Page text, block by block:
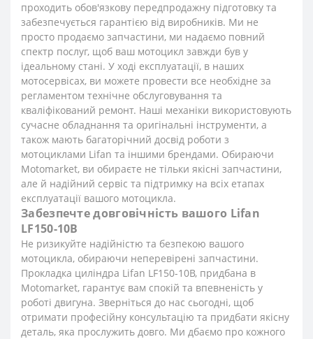
проходить обов'язкову передпродажну підготовку та
забезпечується гарантією від виробників. Ми не
просто продаємо запчастини, ми надаємо повний
спектр послуг, щоб ваш мотоцикл завжди був у
ідеальному стані. У ході експлуатації, в наших
мотосервісах, ви можете провести все необхідне за
регламентом технічне обслуговування та
кваліфікований ремонт. Наші механіки використовують
сучасне обладнання та оригінальні інструменти, а
також мають багаторічний досвід роботи з
мотоциклами Lifan та іншими брендами. Обираючи
Motomarket, ви обираєте не тільки якісні запчастини,
але й надійний сервіс та підтримку на всіх етапах
експлуатації вашого мотоцикла.
Забезпечте довговічність вашого Lifan
LF150-10B
Не ризикуйте надійністю та безпекою вашого
мотоцикла, обираючи неперевірені запчастини.
Прокладка циліндра Lifan LF150-10B, придбана в
Motomarket, гарантує вам спокій та впевненість у
роботі двигуна. Зверніться до нас сьогодні, щоб
отримати професійну консультацію та придбати якісну
деталь, яка прослужить довго. Ми дбаємо про кожного